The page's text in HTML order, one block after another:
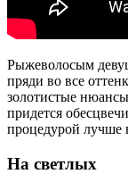
Рыжеволосым
пряди во все
золотистые
придется
процедурой лучше
На светлых